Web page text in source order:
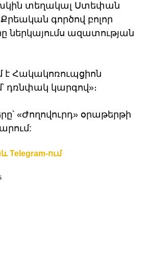
տեղակալ Ստեփան
գործով բոլոր
ներկայումս ազատության
է Հակակոռուպցիոն
դռնփակ կարգով»։
«Ժողովուրդ» օրաթերթի
Telegram-ում